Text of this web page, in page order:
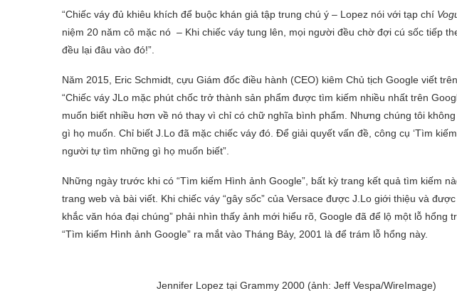
“Chiếc váy đủ khiêu khích để buộc khán giả tập trung chú ý – Lopez nói với tạp chí
niệm 20 năm cô mặc nó – Khi chiếc váy tung lên, mọi người đều chờ đợi cú sốc tiếp
đều lại đâu vào đó!”.
Năm 2015, Eric Schmidt, cựu Giám đốc điều hành (CEO) kiêm Chủ tịch Google viết
“Chiếc váy JLo mặc phút chốc trở thành sản phẩm được tìm kiếm nhiều nhất trên
muốn biết nhiều hơn về nó thay vì chỉ có chữ nghĩa bình phẩm. Nhưng chúng tôi
gì họ muốn. Chỉ biết J.Lo đã mặc chiếc váy đó. Để giải quyết vấn đề, công cụ ‘Tìm
người tự tìm những gì họ muốn biết”.
Những ngày trước khi có “Tìm kiếm Hình ảnh Google”, bất kỳ trang kết quả tìm kiếm
trang web và bài viết. Khi chiếc váy “gây sốc” của Versace được J.Lo giới thiệu và
khắc văn hóa đại chúng” phải nhìn thấy ảnh mới hiểu rõ, Google đã để lộ một lỗ hổng
“Tìm kiếm Hình ảnh Google” ra mắt vào Tháng Bảy, 2001 là để trám lỗ hổng này.
Jennifer Lopez tại Grammy 2000 (ảnh: Jeff Vespa/WireImage)